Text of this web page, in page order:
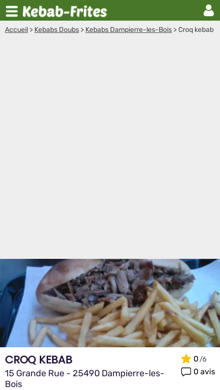
Accueil > Kebabs Doubs > Kebabs Dampierre-les-Bois >Croq kebab
CROQ KEBAB
15 Grande Rue - 25490 Dampierre-les-
Bois
0
0 avis